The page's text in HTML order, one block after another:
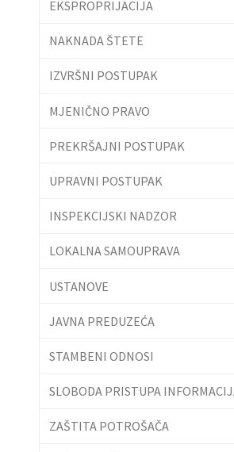
EKSPROPRIJACIJA
NAKNADA ŠTETE
IZVRŠNI POSTUPAK
MJENIČNO PRAVO
PREKRŠAJNI POSTUPAK
UPRAVNI POSTUPAK
INSPEKCIJSKI NADZOR
LOKALNA SAMOUPRAVA
USTANOVE
JAVNA PREDUZEĆA
STAMBENI ODNOSI
SLOBODA PRISTUPA
ZAŠTITA POTROŠAČA